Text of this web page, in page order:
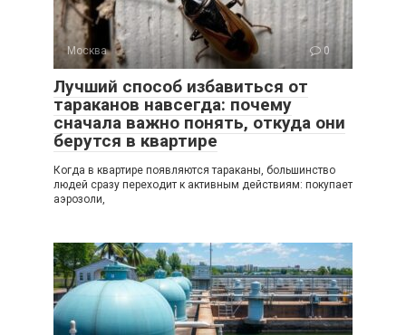
Москва 0
Лучший способ избавиться от
тараканов навсегда: почему
сначала важно понять, откуда они
берутся в квартире
Когда в квартире появляются тараканы, большинство
людей сразу переходит к активным действиям: покупает
аэрозоли,